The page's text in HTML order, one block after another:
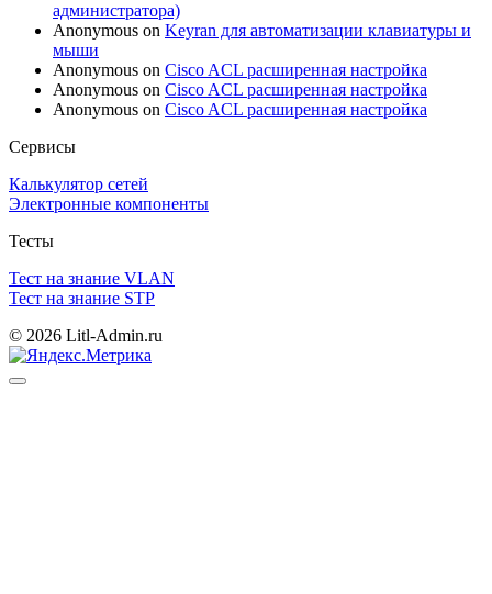
администратора)
Anonymous on Keyran для автоматизации клавиатуры и
мыши
Anonymous on Cisco ACL расширенная настройка
Anonymous on Cisco ACL расширенная настройка
Anonymous on Cisco ACL расширенная настройка
Сервисы
Калькулятор сетей
Электронные компоненты
Тесты
Тест на знание VLAN
Тест на знание STP
© 2026 Litl-Admin.ru